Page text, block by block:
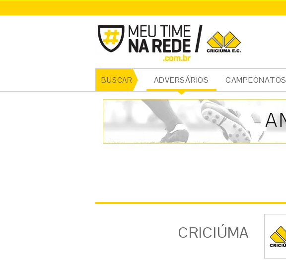
BUSCAR ADVERSÁRIOS CAMPEONATOS
CRICIÚMA
CRICIÚMA